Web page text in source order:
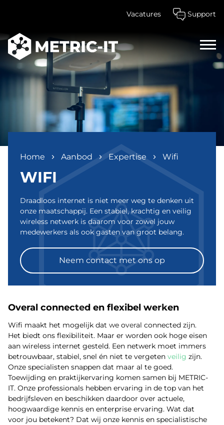
Vacatures Support
Home Aanbod Expertise Wifi
WIFI
Draadloos internet is niet meer weg te denken uit
onze maatschappij. Een stabiel, krachtig en veilig
wireless netwerk is daarom voor zowel jouw
medewerkers als ook gasten van groot belang.
Neem contact met ons op
Overal connected en flexibel werken
Wifi maakt het mogelijk dat we overal connected zijn.
Het biedt ons flexibiliteit. Maar er worden ook hoge eisen
aan wireless internet gesteld. Een netwerk moet immers
betrouwbaar, stabiel, snel én niet te vergeten veilig zijn.
Onze specialisten snappen dat maar al te goed.
Toewijding en praktijkervaring komen samen bij METRIC-
IT. Onze professionals hebben ervaring in de top van het
bedrijfsleven en beschikken daardoor over actuele,
hoogwaardige kennis en enterprise ervaring. Wat dat
voor jou betekent? Dat wij onze kennis en specialistische